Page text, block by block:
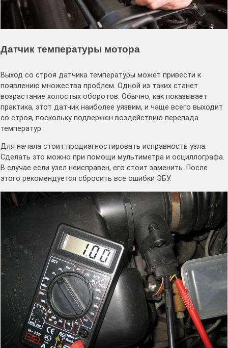
Датчик температуры мотора
Выход со строя датчика температуры может привести к
появлению множества проблем. Одной из таких станет
возрастание холостых оборотов. Обычно, как показывает
практика, этот датчик наиболее уязвим, и чаще всего выходит
со строя, поскольку подвержен воздействию перепада
температур.
Для начала стоит продиагностировать исправность узла.
Сделать это можно при помощи мультиметра и осциллографа.
В случае если узел неисправен, его стоит заменить. После
этого рекомендуется сбросить все ошибки ЭБУ.